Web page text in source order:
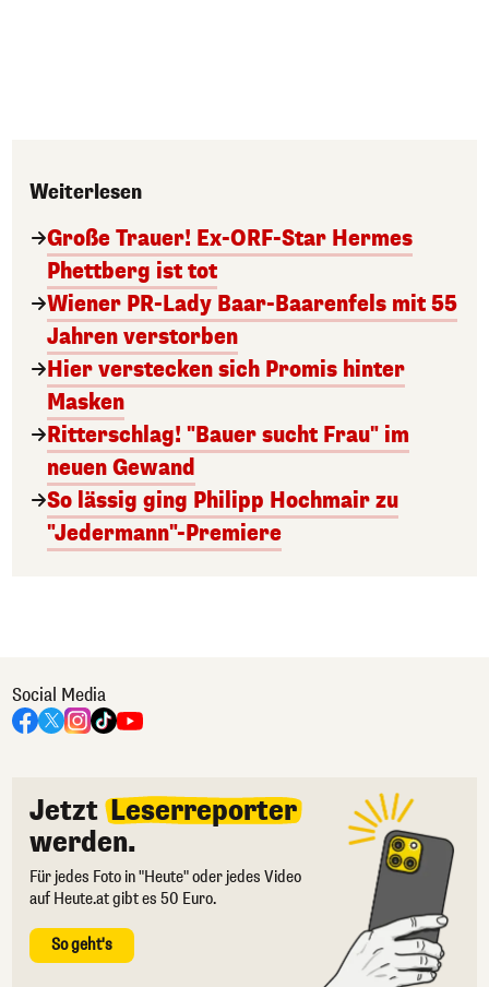
Weiterlesen
Große Trauer! Ex-ORF-Star Hermes
Phettberg ist tot
Wiener PR-Lady Baar-Baarenfels mit 55
Jahren verstorben
Hier verstecken sich Promis hinter
Masken
Ritterschlag! "Bauer sucht Frau" im
neuen Gewand
So lässig ging Philipp Hochmair zu
"Jedermann"-Premiere
Social Media
Jetzt Leserreporter
werden.
Für jedes Foto in "Heute" oder jedes Video
auf Heute.at gibt es 50 Euro.
So geht's